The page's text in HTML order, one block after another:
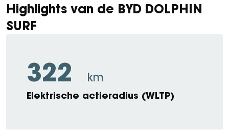
DOLPHIN G DM-i
ATTO 3 EVO
Highlights van de BYD DOLPHIN
SURF
322 km
Elektrische actieradius (WLTP)